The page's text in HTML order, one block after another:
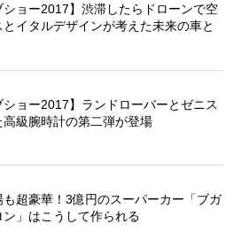
ショー2017】渋滞したらドローンで空
イタルデザインが考えた未来の車と
ショー2017】ランドローバーとゼニス
級腕時計の第二弾が登場
も超豪華！3億円のスーパーカー「ブガ
ン」はこうして作られる